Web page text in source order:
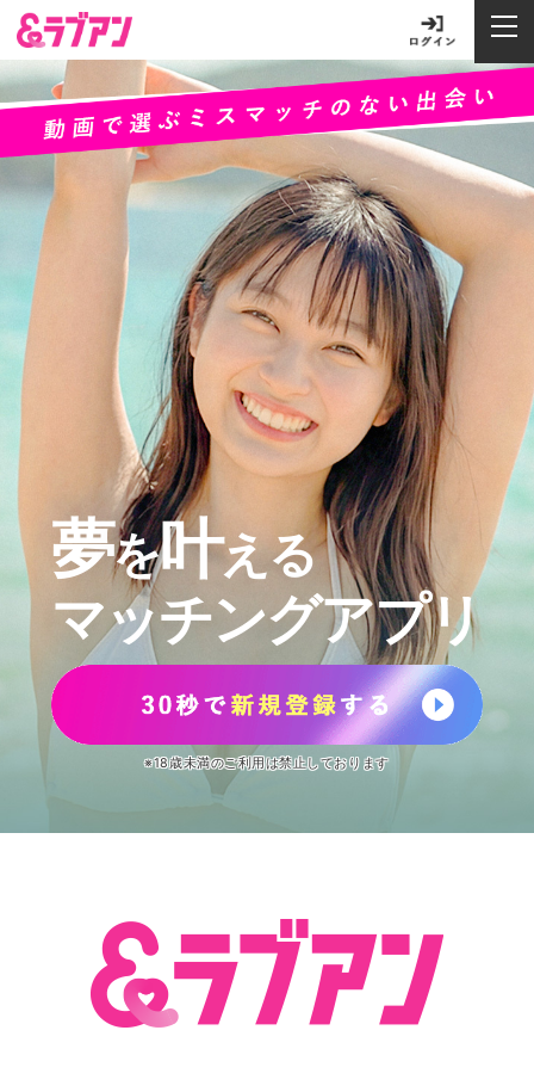
夢を叶える
マッチングアプリ
※18歳未満のご利用は禁止しております